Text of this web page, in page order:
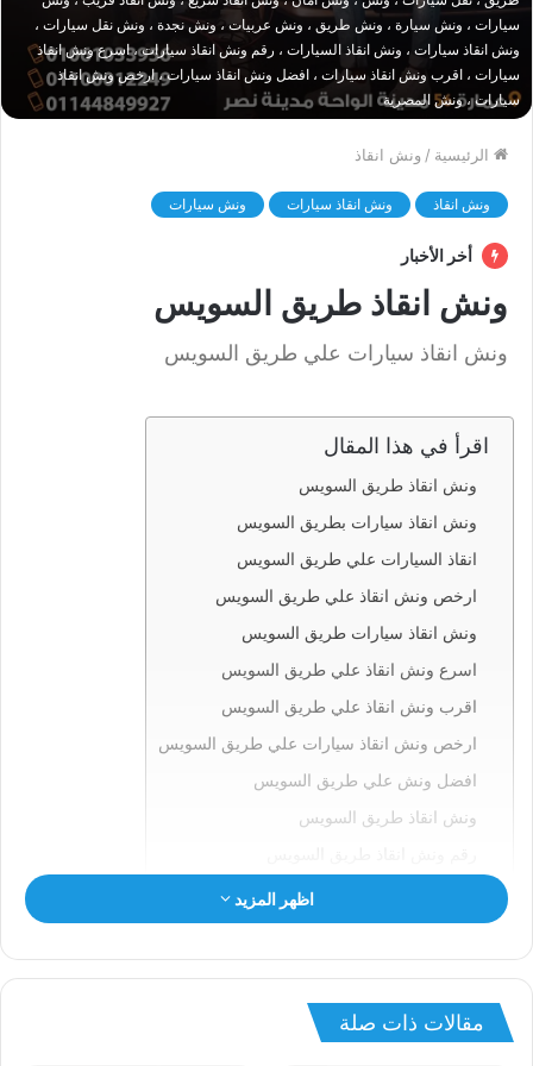
سيارات ، ونش سيارة ، ونش طريق ، ونش عربيات ، ونش نجدة ، ونش نقل سيارات ،
ونش انقاذ سيارات ، ونش انقاذ السيارات ، رقم ونش انقاذ سيارات ، اسرع ونش انقاذ
سيارات ، اقرب ونش انقاذ سيارات ، افضل ونش انقاذ سيارات ، ارخص ونش انقاذ
سيارات ، ونش المصرية
الرئيسية / ونش انقاذ
ونش انقاذ ونش انقاذ سيارات ونش سيارات
أخر الأخبار
ونش انقاذ طريق السويس
ونش انقاذ سيارات علي طريق السويس
اقرأ في هذا المقال
ونش انقاذ طريق السويس
ونش انقاذ سيارات بطريق السويس
انقاذ السيارات علي طريق السويس
ارخص ونش انقاذ علي طريق السويس
ونش انقاذ سيارات طريق السويس
اسرع ونش انقاذ علي طريق السويس
اقرب ونش انقاذ علي طريق السويس
ارخص ونش انقاذ سيارات علي طريق السويس
افضل ونش علي طريق السويس
ونش انقاذ طريق السويس
ونش علي طريق السويس
ونش سيارات طريق السويس
انقاذ السيارات بطريق السويس
ونش انقاذ طريق السويس
ونش طريق السويس
اظهر المزيد
مقالات ذات صلة